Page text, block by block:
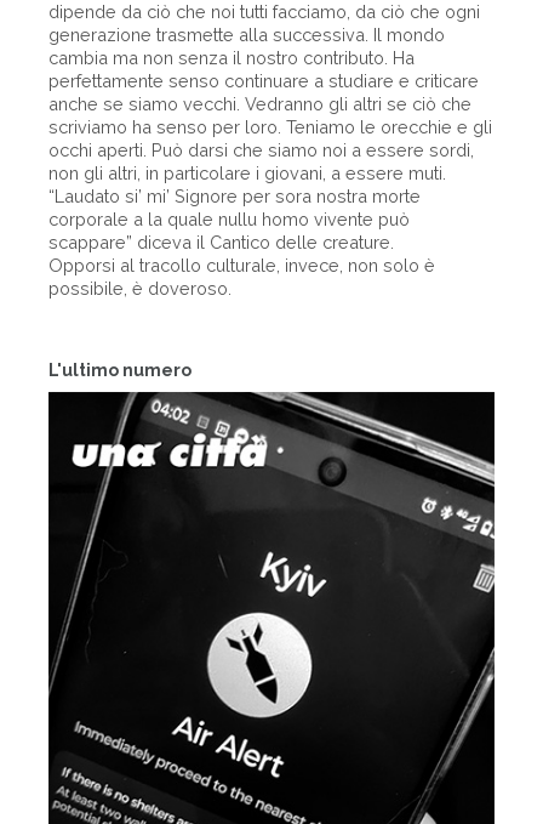
L'ultimo numero
dipende da ciò che noi tutti facciamo, da ciò che ogni
generazione trasmette alla successiva. Il mondo
cambia ma non senza il nostro contributo. Ha
perfettamente senso continuare a studiare e criticare
anche se siamo vecchi. Vedranno gli altri se ciò che
scriviamo ha senso per loro. Teniamo le orecchie e gli
occhi aperti. Può darsi che siamo noi a essere sordi,
non gli altri, in particolare i giovani, a essere muti.
“Laudato si’ mi’ Signore per sora nostra morte
corporale a la quale nullu homo vivente può
scappare” diceva il Cantico delle creature.
Opporsi al tracollo culturale, invece, non solo è
possibile, è doveroso.